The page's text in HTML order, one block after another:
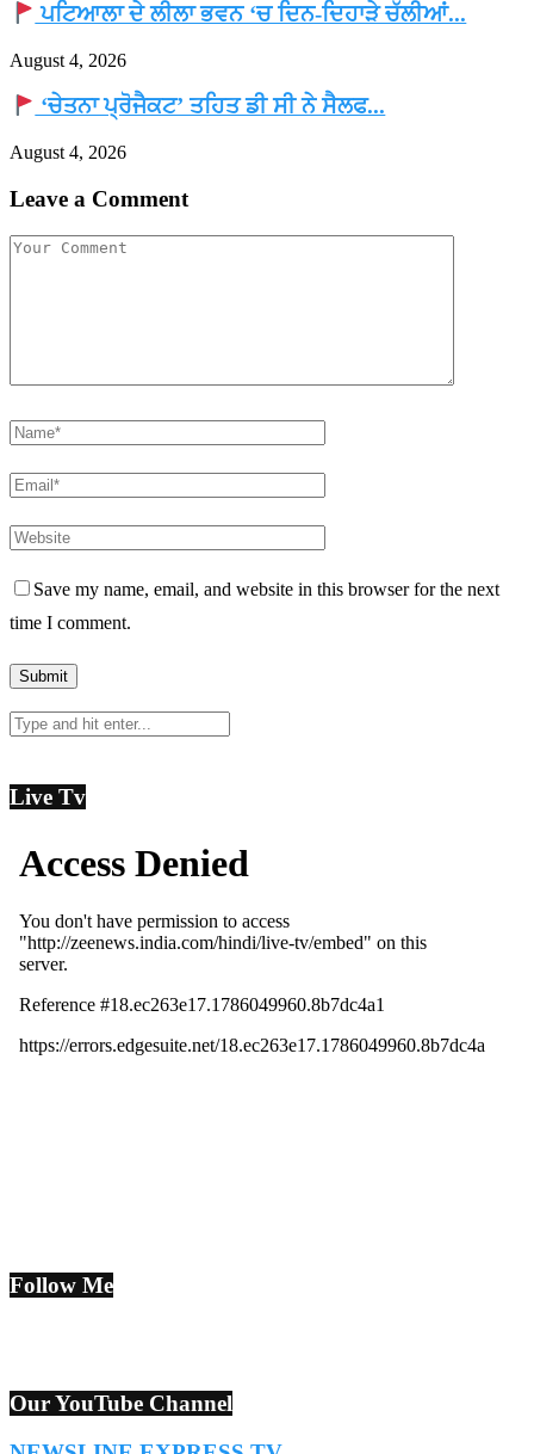
ਪਟਿਆਲਾ ਦੇ ਲੀਲਾ ਭਵਨ ‘ਚ ਦਿਨ-ਦਿਹਾੜੇ ਚੱਲੀਆਂ...
August 4, 2026
‘ਚੇਤਨਾ ਪ੍ਰੋਜੈਕਟ’ ਤਹਿਤ ਡੀ ਸੀ ਨੇ ਸੈਲਫ...
August 4, 2026
Leave a Comment
Save my name, email, and website in this browser for the next
time I comment.
Live Tv
Follow Me
Our YouTube Channel